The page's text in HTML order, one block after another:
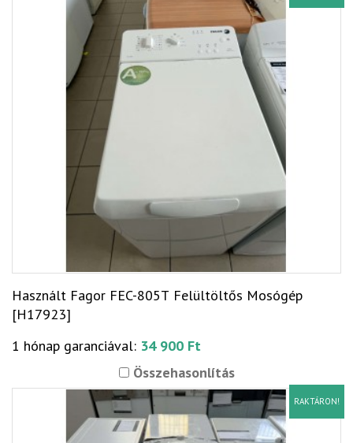
Használt Fagor FEC-805T Felültöltős Mosógép
[H17923]
1 hónap garanciával: 34 900 Ft
Összehasonlítás
RAKTÁRON!